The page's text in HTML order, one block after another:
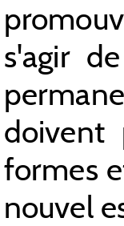
s'agir
doivent
formes
nouvel